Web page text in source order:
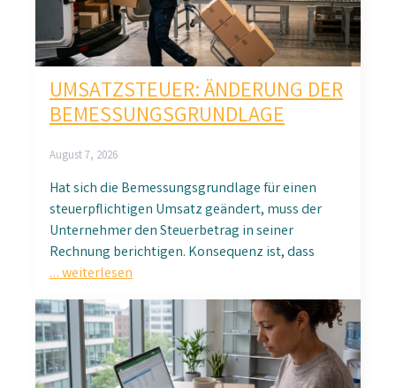
UMSATZSTEUER: ÄNDERUNG DER
BEMESSUNGSGRUNDLAGE
August 7, 2026
Hat sich die Bemessungsgrundlage für einen
steuerpflichtigen Umsatz geändert, muss der
Unternehmer den Steuerbetrag in seiner
Rechnung berichtigen. Konsequenz ist, dass
… weiterlesen